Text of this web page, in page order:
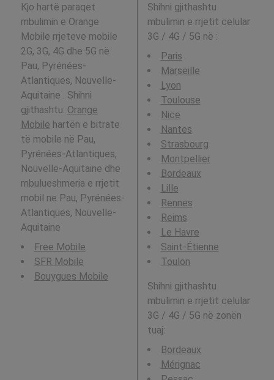
Kjo hartë paraqet
mbulimin e Orange
Mobile rrjeteve mobile
2G, 3G, 4G dhe 5G në
Pau, Pyrénées-
Atlantiques, Nouvelle-
Aquitaine . Shihni
gjithashtu: Orange
Mobile hartën e bitrate
të mobile në Pau,
Pyrénées-Atlantiques,
Nouvelle-Aquitaine dhe
mbulueshmeria e rrjetit
mobil ne Pau, Pyrénées-
Atlantiques, Nouvelle-
Aquitaine
Free Mobile
SFR Mobile
Bouygues Mobile
Shihni gjithashtu
mbulimin e rrjetit celular
3G / 4G / 5G në :
Paris
Marseille
Lyon
Toulouse
Nice
Nantes
Strasbourg
Montpellier
Bordeaux
Lille
Rennes
Reims
Le Havre
Saint-Étienne
Toulon
Shihni gjithashtu
mbulimin e rrjetit celular
3G / 4G / 5G në zonën
tuaj:
Bordeaux
Mérignac